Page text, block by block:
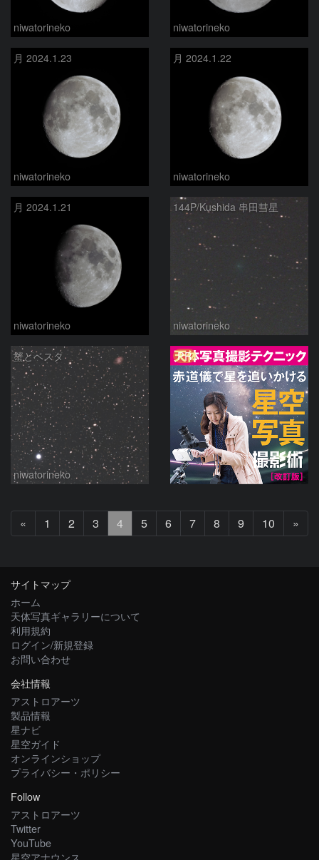
niwatorineko niwatorineko
月 2024.1.23
niwatorineko
月 2024.1.22
niwatorineko
月 2024.1.21
niwatorineko
144P/Kushida 串田彗星
niwatorineko
蟹とベスタ
niwatorineko
PR
«
へ
1 2 3 4 5 6 7 8 9 10 »
へ
サイトマップ
ホーム
天体写真ギャラリーについて
利用規約
ログイン/新規登録
お問い合わせ
会社情報
アストロアーツ
製品情報
星ナビ
星空ガイド
オンラインショップ
プライバシー・ポリシー
Follow
アストロアーツ
Twitter
YouTube
星空アナウンス